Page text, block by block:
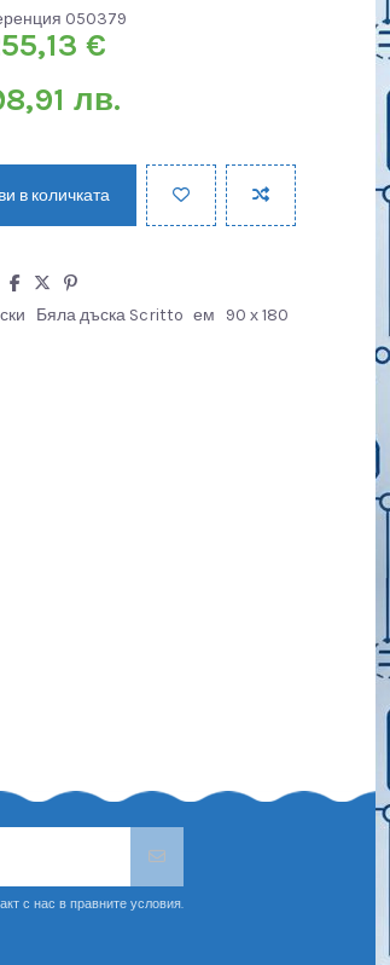
050379
€
лв.
в количката
Бяла дъска Scritto ем 90 х 180
с нас в правните условия.